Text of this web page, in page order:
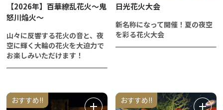
【2026年】百華繚乱花火～鬼
怒川焔火～
山々に反響する花火の音と、夜
空に輝く大輪の花火を大迫力で
お楽しみいただけます！
日光花火大会
新名称になって開催！夏の夜空
を彩る花火大会
おすすめ!! おすすめ!!